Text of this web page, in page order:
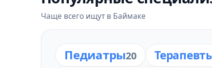
Чаще всего ищут в Баймаке
Педиатры20